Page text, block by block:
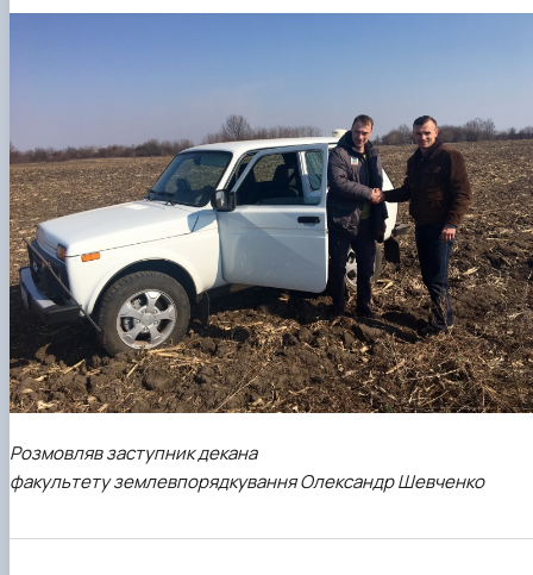
Розмовляв заступник декана
факультету землевпорядкування Олександр Шевченко